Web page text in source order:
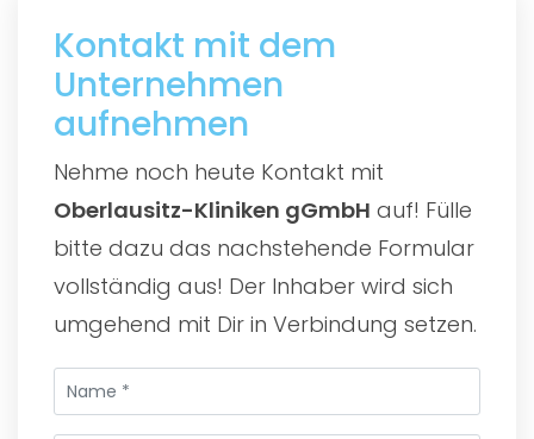
Kontakt mit dem
Unternehmen
aufnehmen
Nehme noch heute Kontakt mit
Oberlausitz-Kliniken gGmbH auf! Fülle
bitte dazu das nachstehende Formular
vollständig aus! Der Inhaber wird sich
umgehend mit Dir in Verbindung setzen.